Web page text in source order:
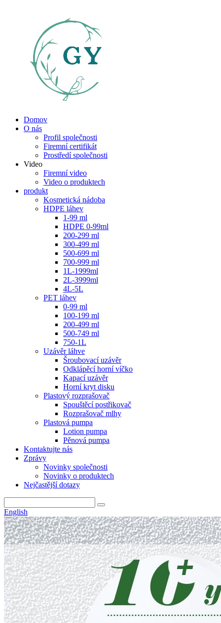
Domov
O nás
Profil společnosti
Firemní certifikát
Prostředí společnosti
Video
Firemní video
Video o produktech
produkt
Kosmetická nádoba
HDPE láhev
1-99 ml
HDPE 0-99ml
200-299 ml
300-499 ml
500-699 ml
700-999 ml
1L-1999ml
2L-3999ml
4L-5L
PET láhev
0-99 ml
100-199 ml
200-499 ml
500-749 ml
750-1L
Uzávěr láhve
Šroubovací uzávěr
Odklápěcí horní víčko
Kapací uzávěr
Horní kryt disku
Plastový rozprašovač
Spouštěcí postřikovač
Rozprašovač mlhy
Plastová pumpa
Lotion pumpa
Pěnová pumpa
Kontaktujte nás
Zprávy
Novinky společnosti
Novinky o produktech
Nejčastější dotazy
English